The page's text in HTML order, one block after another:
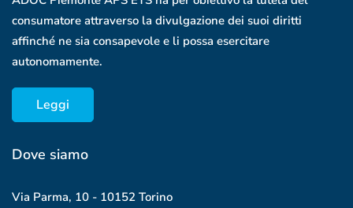
consumatore attraverso la divulgazione dei suoi diritti
affinché ne sia consapevole e li possa esercitare
autonomamente.
Leggi
Dove siamo
Via Parma, 10 - 10152 Torino